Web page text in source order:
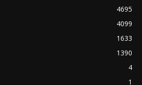
4695
4099
1633
1390
4
1